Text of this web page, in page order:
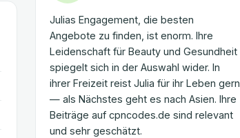
Julias Engagement, die besten
Angebote zu finden, ist enorm. Ihre
Leidenschaft für Beauty und Gesundheit
spiegelt sich in der Auswahl wider. In
ihrer Freizeit reist Julia für ihr Leben gern
— als Nächstes geht es nach Asien. Ihre
Beiträge auf cpncodes.de sind relevant
und sehr geschätzt.